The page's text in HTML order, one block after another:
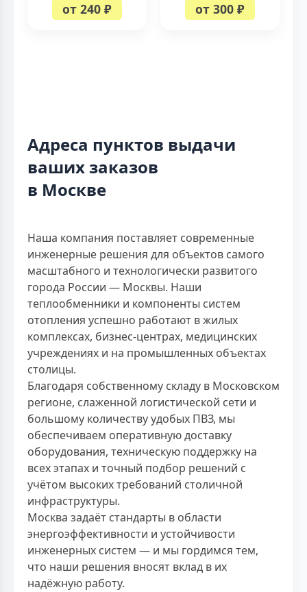
от 240 ₽ от 300 ₽
Адреса пунктов выдачи
ваших заказов
в Москве
Наша компания поставляет современные
инженерные решения для объектов самого
масштабного и технологически развитого
города России — Москвы. Наши
теплообменники и компоненты систем
отопления успешно работают в жилых
комплексах, бизнес-центрах, медицинских
учреждениях и на промышленных объектах
столицы.
Благодаря собственному складу в Московском
регионе, слаженной логистической сети и
большому количеству удобых ПВЗ, мы
обеспечиваем оперативную доставку
оборудования, техническую поддержку на
всех этапах и точный подбор решений с
учётом высоких требований столичной
инфраструктуры.
Москва задаёт стандарты в области
энергоэффективности и устойчивости
инженерных систем — и мы гордимся тем,
что наши решения вносят вклад в их
надёжную работу.